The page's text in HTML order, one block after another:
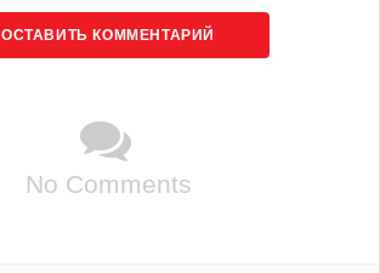
ОСТАВИТЬ КОММЕНТАРИЙ
No Comments